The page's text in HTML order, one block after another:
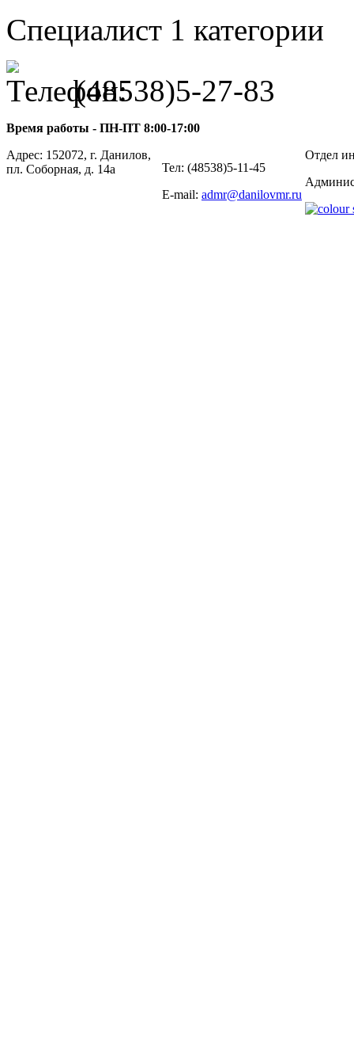
Специалист 1 категории
(48538)5-27-83
Время работы - ПН-ПТ 8:00-17:00
Адрес: 152072, г. Данилов,
пл. Соборная, д. 14а
Тел: (48538)5-11-45
E-mail: admr@danilovmr.ru
Отдел